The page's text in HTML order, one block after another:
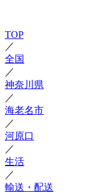
TOP
／
全国
／
神奈川県
／
海老名市
／
河原口
／
生活
／
輸送・配送